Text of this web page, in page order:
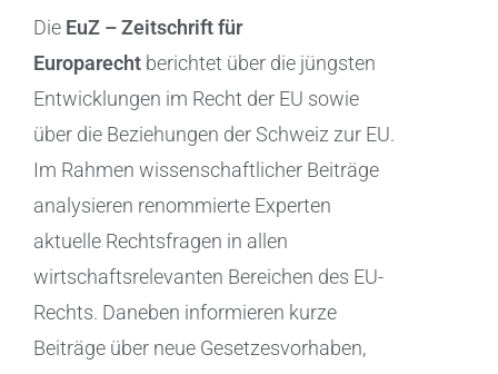
Die EuZ – Zeitschrift für
Europarecht berichtet über die jüngsten
Entwicklungen im Recht der EU sowie
über die Beziehungen der Schweiz zur EU.
Im Rahmen wissenschaftlicher Beiträge
analysieren renommierte Experten
aktuelle Rechtsfragen in allen
wirtschaftsrelevanten Bereichen des EU-
Rechts. Daneben informieren kurze
Beiträge über neue Gesetzesvorhaben,